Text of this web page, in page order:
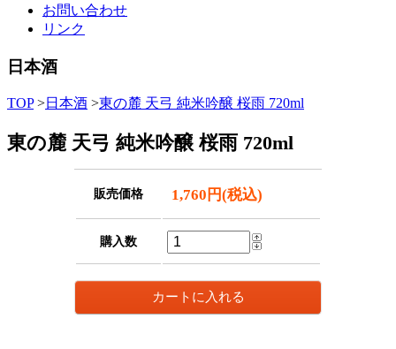
お問い合わせ
リンク
日本酒
TOP >日本酒 >東の麓 天弓 純米吟醸 桜雨 720ml
東の麓 天弓 純米吟醸 桜雨 720ml
販売価格 1,760円(税込)
購入数